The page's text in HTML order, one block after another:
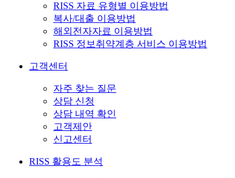
RISS 자료 유형별 이용방법
복사/대출 이용방법
해외전자자료 이용방법
RISS 정보취약계층 서비스 이용방법
고객센터
자주 찾는 질문
상담 신청
상담 내역 확인
고객제안
신고센터
RISS 활용도 분석